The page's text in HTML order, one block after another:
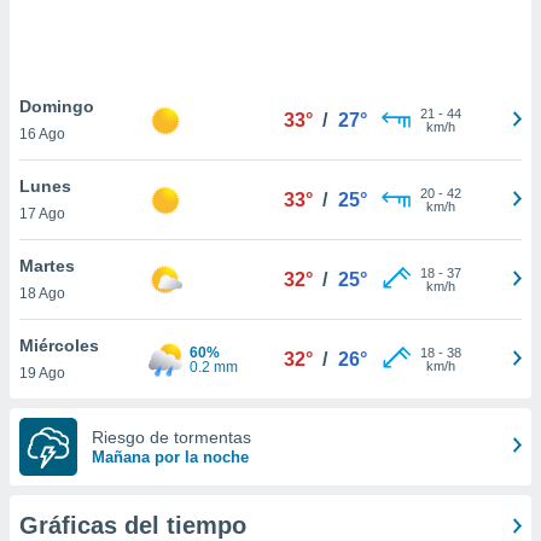
únicos
similares
como
IP
de
traten tus
en
a lo que
Para
Domingo
16 Ago
33° / 27° 21 - 44
km/h
Lunes
17 Ago
33° / 25° 20- 42
km/h
Martes
18 Ago
32° / 25° 18- 37
km/h
Miércoles
19 Ago
60%
0.2 mm
32° / 26° 18- 38
km/h
Riesgo de tormentas
Mañana por la noche
Gráficas del tiempo